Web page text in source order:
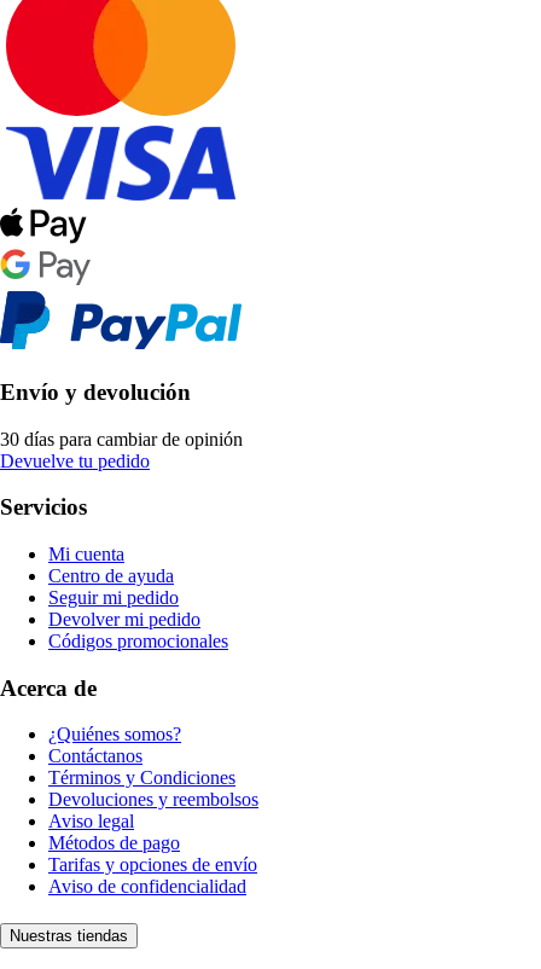
Envío y devolución
30 días para cambiar de opinión
Devuelve tu pedido
Servicios
Mi cuenta
Centro de ayuda
Seguir mi pedido
Devolver mi pedido
Códigos promocionales
Acerca de
¿Quiénes somos?
Contáctanos
Términos y Condiciones
Devoluciones y reembolsos
Aviso legal
Métodos de pago
Tarifas y opciones de envío
Aviso de confidencialidad
Nuestras tiendas